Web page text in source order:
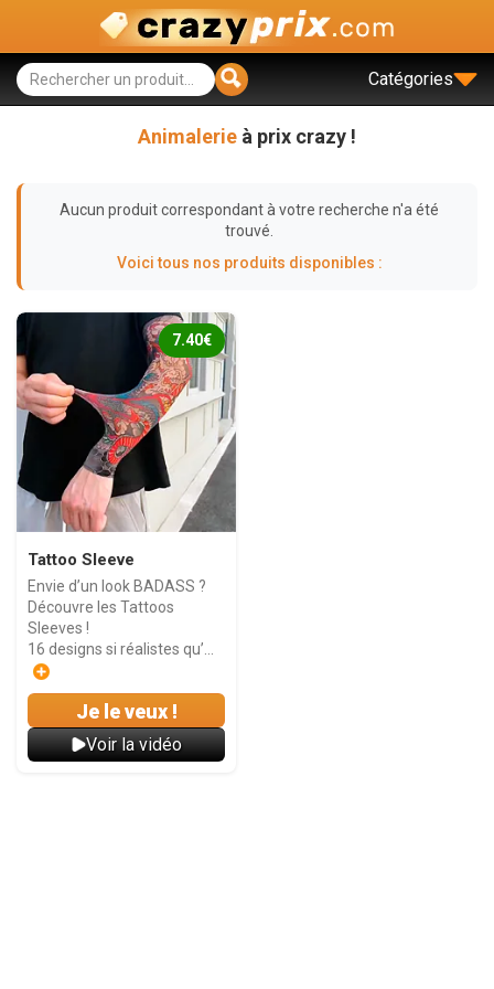
Catégories
Animalerie à prix crazy !
Aucun produit correspondant à votre recherche n'a été
trouvé.
Voici tous nos produits disponibles :
7.40€
Tattoo Sleeve
Envie d’un look BADASS ?
Découvre les Tattoos
Sleeves !
16 designs si réalistes qu’...
Je le veux !
Voir la vidéo